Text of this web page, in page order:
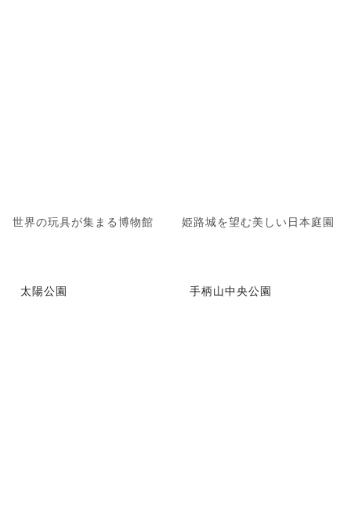
世界の玩具が集まる博物館 姫路城を望む美しい日本庭園
太陽公園 手柄山中央公園